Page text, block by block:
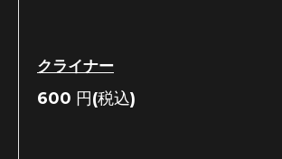
クライナー
600 円(税込)